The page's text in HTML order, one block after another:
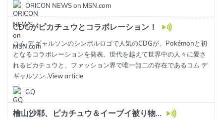
ORICON NEWS on MSN.com
CDGがピカチュウとコラボレーション！
コム デ ギャルソンのシンボルロゴで人気のCDGが、Pokémonと初
となるコラボレーションを発表。世代を越えて世界中の人々に愛さ
れるピカチュウと、ファッション界で唯一無二の存在であるコム デ
ギャルソン..View article
GQ
檜山沙耶、ピカチュウ＆イーブイ被り物...